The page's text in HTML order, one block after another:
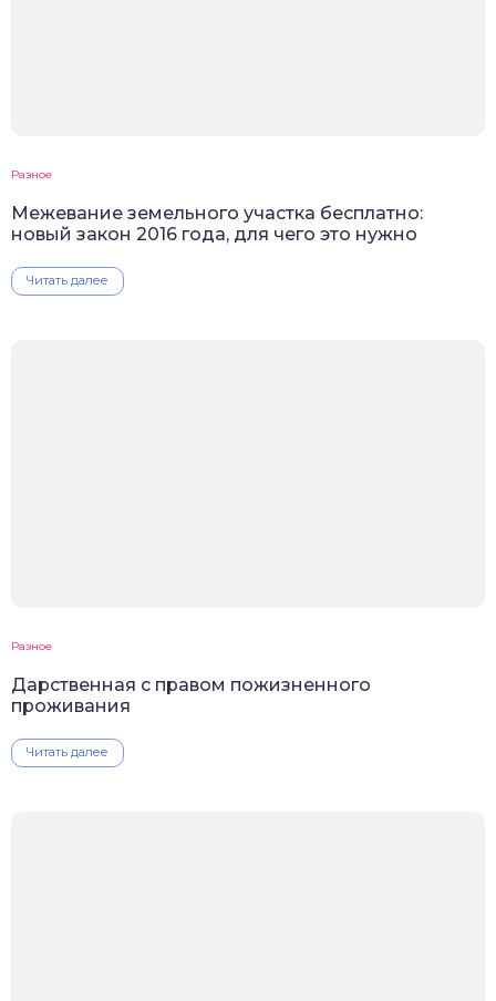
Разное
Межевание земельного участка бесплатно:
новый закон 2016 года, для чего это нужно
Читать далее
Разное
Дарственная с правом пожизненного
проживания
Читать далее